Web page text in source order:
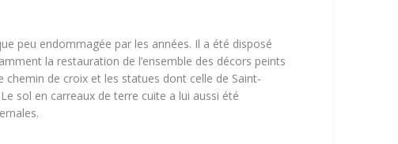
peu endommagée par les années. Il a été disposé
la restauration de l’ensemble des décors peints
de croix et les statues dont celle de Saint-
sol en carreaux de terre cuite a lui aussi été